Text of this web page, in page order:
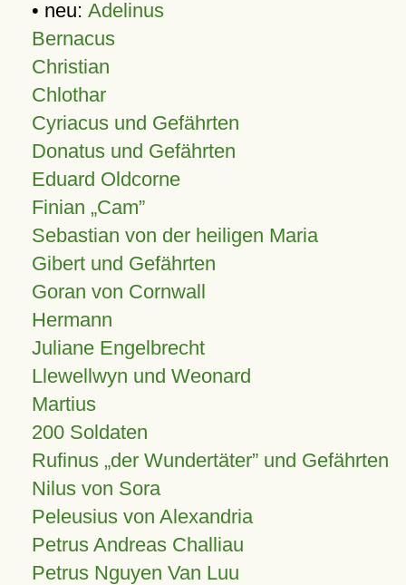
• neu: Adelinus
Bernacus
Christian
Chlothar
Cyriacus und Gefährten
Donatus und Gefährten
Eduard Oldcorne
Finian Cam
Sebastian von der heiligen Maria
Gibert und Gefährten
Goran von Cornwall
Hermann
Juliane Engelbrecht
Llewellwyn und Weonard
Martius
200 Soldaten
Rufinus „der Wundertäter” und Gefährten
Nilus von Sora
Peleusius von Alexandria
Petrus Andreas Challiau
Petrus Nguyen Van Luu